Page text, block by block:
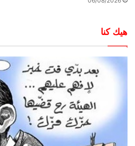
هيك كنا